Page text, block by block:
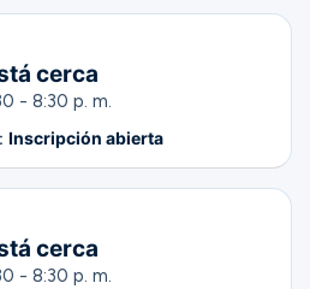
cerca
- 8:30 p. m.
Inscripción abierta
cerca
- 8:30 p. m.